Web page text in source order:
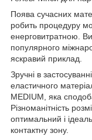
Поява сучасних
робить процедуру
енерговитратною.
популярного
яскравий приклад.
Зручні в
еластичного
MEDIUM, яка
Різноманітність
оптимальний і
контактну зону.